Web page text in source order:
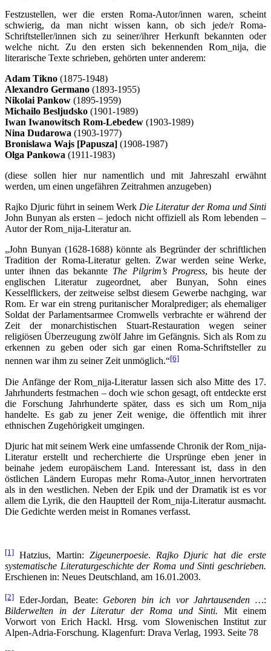
Festzustellen, wer die ersten Roma-Autor/innen waren, scheint
schwierig, da man nicht wissen kann, ob sich jede/r Roma-
Schriftsteller/innen sich zu seiner/ihrer Herkunft bekannten oder
welche nicht. Zu den ersten sich bekennenden Rom_nija, die
literarische Texte schrieben, gehörten unter anderem:
Adam Tikno (1875-1948)
Alexandro Germano (1893-1955)
Nikolai Pankow (1895-1959)
Michailo Besljudsko (1901-1989)
Iwan Iwanowitsch Rom-Lebedew (1903-1989)
Nina Dudarowa (1903-1977)
Bronislawa Wajs [Papusza] (1908-1987)
Olga Pankowa (1911-1983)
(diese sollen hier nur namentlich und mit Jahreszahl erwähnt
werden, um einen ungefähren Zeitrahmen anzugeben)
Rajko Djuric führt in seinem Werk Die Literatur der Roma und Sinti
John Bunyan als ersten – jedoch nicht offiziell als Rom lebenden –
Autor der Rom_nija-Literatur an.
„John Bunyan (1628-1688) könnte als Begründer der schriftlichen
Tradition der Roma-Literatur gelten. Zwar werden seine Werke,
unter ihnen das bekannte The Pilgrim’s Progress, bis heute der
englischen Literatur zugeordnet, aber Bunyan, Sohn eines
Kesselflickers, der zeitweise selbst diesem Gewerbe nachging, war
Rom. Er war ein streng puritanischer Moralprediger; als ehemaliger
Soldat der Parlamentsarmee Cromwells verbrachte er während der
Zeit der monarchistischen Stuart-Restauration wegen seiner
religiösen Überzeugung zwölf Jahre im Gefängnis. Sich als Rom zu
erkennen zu geben oder sich gar einen Roma-Schriftsteller zu
nennen war ihm zu seiner Zeit unmöglich.“[6]
Die Anfänge der Rom_nija-Literatur lassen sich also Mitte des 17.
Jahrhunderts festmachen – doch wie schon gesagt, oft entdeckte erst
die Forschung Jahrhunderte später, dass es sich um Rom_nija
handelte. Es gab zu jener Zeit wenige, die öffentlich mit ihrer
ethnischen Zugehörigkeit umgingen.
Djuric hat mit seinem Werk eine umfassende Chronik der Rom_nija-
Literatur erstellt und recherchierte die Ursprünge eben jener in
beinahe jedem europäischem Land. Interessant ist, dass in den
östlichen Ländern Europas mehr Roma-Autor_innen hervortraten
als in den westlichen. Neben der Epik und der Dramatik ist es vor
allem die Lyrik, die den Hauptteil der Rom_nija-Literatur ausmacht.
Die Gedichte werden meist in Romanes verfasst.
[1] Hatzius, Martin: Zigeunerpoesie. Rajko Djuric hat die erste
systematische Literaturgeschichte der Roma und Sinti geschrieben.
Erschienen in: Neues Deutschland, am 16.01.2003.
[2] Eder-Jordan, Beate: Geboren bin ich vor Jahrtausenden …:
Bilderwelten in der Literatur der Roma und Sinti. Mit einem
Vorwort von Erich Hackl. Hrsg. vom Slowenischen Institut zur
Alpen-Adria-Forschung. Klagenfurt: Drava Verlag, 1993. Seite 78